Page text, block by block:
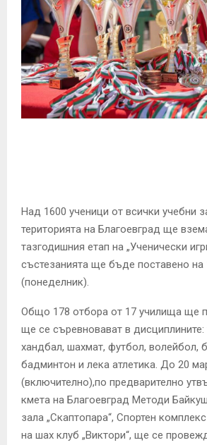
M
Над 1600 ученици от всички учебни
територията на Благоевград ще
тазгодишния етап на „Ученически
състезанията ще бъде поставено на
(понеделник).
Общо 178 отбора от 17 училища ще
ще се съревновават в дисциплините:
хандбал, шахмат, футбол, волейбол,
бадминтон и лека атлетика. До 20
(включително),по предварително
кмета на Благоевград Методи
зала „Скаптопара“, Спортен
на шах клуб „Виктори“, ще се